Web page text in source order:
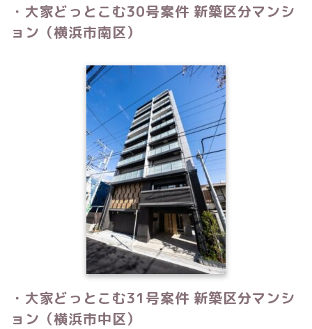
・大家どっとこむ30号案件 新築区分マンシ
ョン（横浜市南区）
・大家どっとこむ31号案件 新築区分マンシ
ョン（横浜市中区）